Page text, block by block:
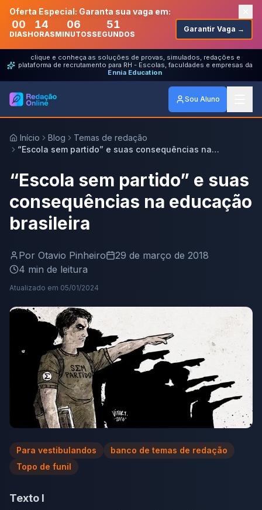
Oferta Especial: Garanta sua vaga em:
00
DIAS
14
HORAS
06
MINUTOS
51
SEGUNDOS
Garantir Vaga →
clique e conheça as soluções de provas, simulados, redações e
plataforma de recrutamento para RH - Escolas, faculdades e empresas da
Ennia Education
Sou Aluno
Início Blog
Temas de redação
“Escola sem partido” e suas consequências na
“Escola sem partido” e suas
consequências na educação
brasileira
Por Otavio Pinheiro
29 de março de 2018
4 min de leitura
Atualizado em 05/01/2024
Para vestibulandos
banco de temas de redação
Topo de funil
Texto I